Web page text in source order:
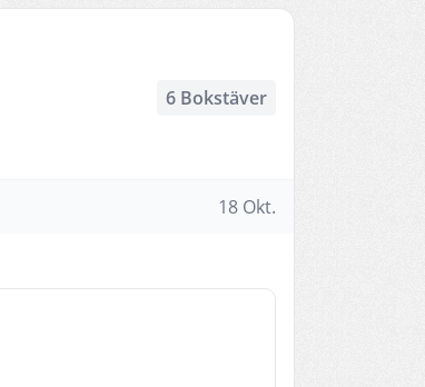
6 Bokstäver
18 Okt.